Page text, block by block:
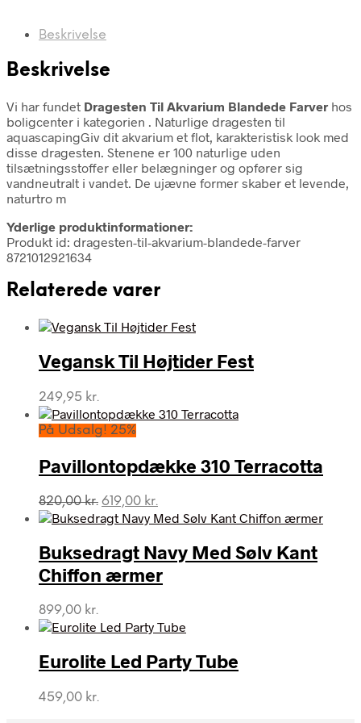
Beskrivelse
Beskrivelse
Vi har fundet Dragesten Til Akvarium Blandede Farver hos
boligcenter i kategorien . Naturlige dragesten til
aquascapingGiv dit akvarium et flot, karakteristisk look med
disse dragesten. Stenene er 100 naturlige uden
tilsætningsstoffer eller belægninger og opfører sig
vandneutralt i vandet. De ujævne former skaber et levende,
naturtro m
Yderlige produktinformationer:
Produkt id: dragesten-til-akvarium-blandede-farver
8721012921634
Relaterede varer
Vegansk Til Højtider Fest
249,95 kr.
På Udsalg! 25%
Pavillontopdække 310 Terracotta
820,00kr. Den
oprindelige
var:
820,00 kr..
619,00 kr.
aktuelle
er:
619,00 kr..
Buksedragt Navy Med Sølv Kant
Chiffon ærmer
899,00 kr.
Eurolite Led Party Tube
459,00 kr.